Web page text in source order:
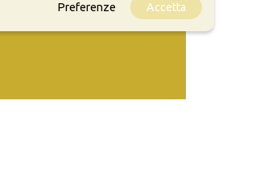
Preferenze
Accetta